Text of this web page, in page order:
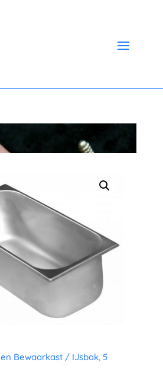
Bewaarkast/ IJsbak, 5